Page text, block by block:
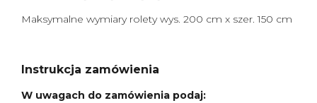
Maksymalne wymiary rolety wys. 200 cm x szer. 150 cm
Instrukcja zamówienia
W uwagach do zamówienia podaj: